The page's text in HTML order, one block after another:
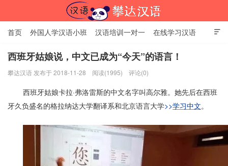

首页 外国人学汉语小班 汉语培训一对一 在线学习汉语
中国文化体验课 HSK考试时间 对外汉语老师 资讯中心
关于我们 加入【攀达汉语】
西班牙姑娘说，中文已成为“今天”的语言！
攀达汉语 发布于 2018-11-28 阅读(1995) 评论(0)
西班牙姑娘卡拉·弗洛雷斯的中文名字叫高尔雅。她先后在西班
牙久负盛名的格拉纳达大学翻译系和北京语言大学>>学习中文。